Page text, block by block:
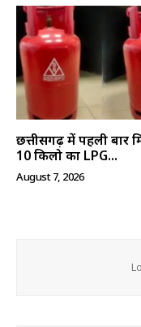
क्विक लिंक्स
छत्तीसगढ़ में पहली बार
10 किलो का LPG...
August 7, 2026